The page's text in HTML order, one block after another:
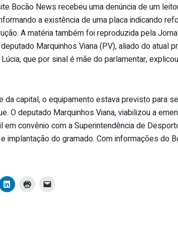
Bocão News recebeu uma denúncia de um
a existência de uma placa indicando
A matéria também foi reproduzida pela
Marquinhos Viana (PV), aliado do atual
que por sinal é mãe do parlamentar,
capital, o equipamento estava previsto para
O deputado Marquinhos Viana, viabilizou a
convênio com a Superintendência de
implantação do gramado. Com informações do